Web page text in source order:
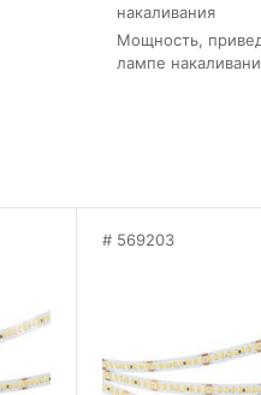
накаливания
Мощность,
лампе
569203